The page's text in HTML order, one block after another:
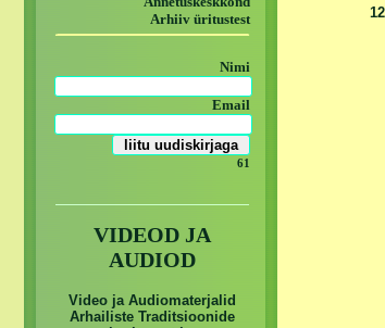
Arhiiv üritustest
Nimi
Email
61
VIDEOD JA
AUDIOD
Video ja Audiomaterjalid
Arhailiste Traditsioonide